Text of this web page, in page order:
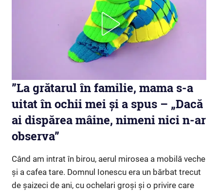
”La grătarul în familie, mama s-a
uitat în ochii mei și a spus – „Dacă
ai dispărea mâine, nimeni nici n-ar
observa”
Când am intrat în birou, aerul mirosea a mobilă veche
și a cafea tare. Domnul Ionescu era un bărbat trecut
de șaizeci de ani, cu ochelari groși și o privire care